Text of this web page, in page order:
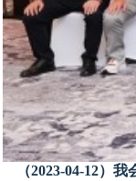
（2023-04-12）